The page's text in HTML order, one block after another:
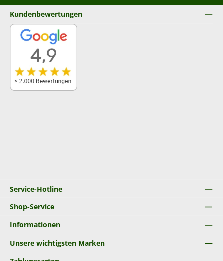
Service-Hotline
Shop-Service
Informationen
Unsere wichtigsten Marken
Kundenbewertungen